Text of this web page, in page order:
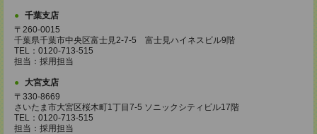
千葉支店
〒260-0015
千葉県千葉市中央区富士見2-7-5 富士見ハイネスビル9階
TEL：0120-713-515
担当：採用担当
大宮支店
〒330-8669
さいたま市大宮区桜木町1丁目7-5 ソニックシティビル17階
TEL：0120-713-515
担当：採用担当